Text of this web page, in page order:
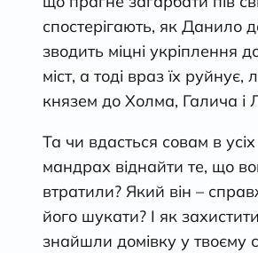
спостерігають, як Данило
зводить міцні укріплення
міст, а тоді враз їх руйнує,
князем до Холма, Галича і
Та чи вдасться совам в
мандрах віднайти те, що
втратили? Який він –
його шукати? І як
знайшли домівку у твоєму